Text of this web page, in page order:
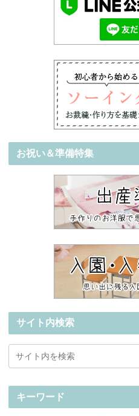
お祝い＆準備特集
サイト内検索
キーワード